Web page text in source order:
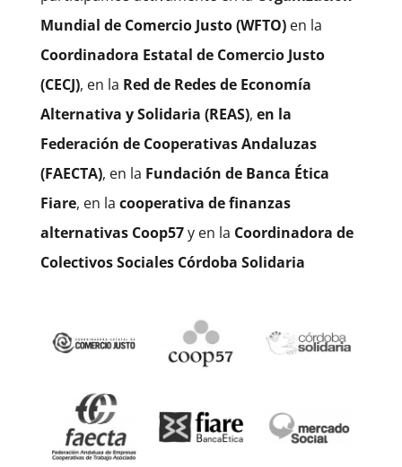
Mundial de Comercio Justo (WFTO)en la
Coordinadora Estatal de Comercio Justo
(CECJ), en la Red de Redes de Economía
Alternativa y Solidaria (REAS), en la
Federación de Cooperativas Andaluzas
(FAECTA), en la Fundación de Banca Ética
Fiare, en la cooperativa de finanzas
alternativas Coop57y en la Coordinadora de
Colectivos Sociales Córdoba Solidaria